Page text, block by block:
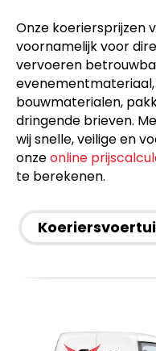
Onze koeriersprijzen
voornamelijk voor
vervoeren
bouwmaterialen,
dringende brieven.
wij snelle, veilige en
onzeonline
te berekenen.